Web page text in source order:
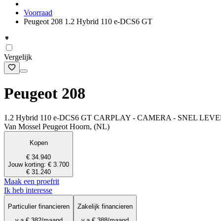
Voorraad
Peugeot 208 1.2 Hybrid 110 e-DCS6 GT
Vergelijk
Peugeot 208
1.2 Hybrid 110 e-DCS6 GT CARPLAY - CAMERA - SNEL
Van Mossel Peugeot Hoorn, (NL)
Kopen
€ 34.940
Jouw korting: € 3.700
€ 31.240
Maak een proefrit
Ik heb interesse
Particulier financieren
Zakelijk financieren